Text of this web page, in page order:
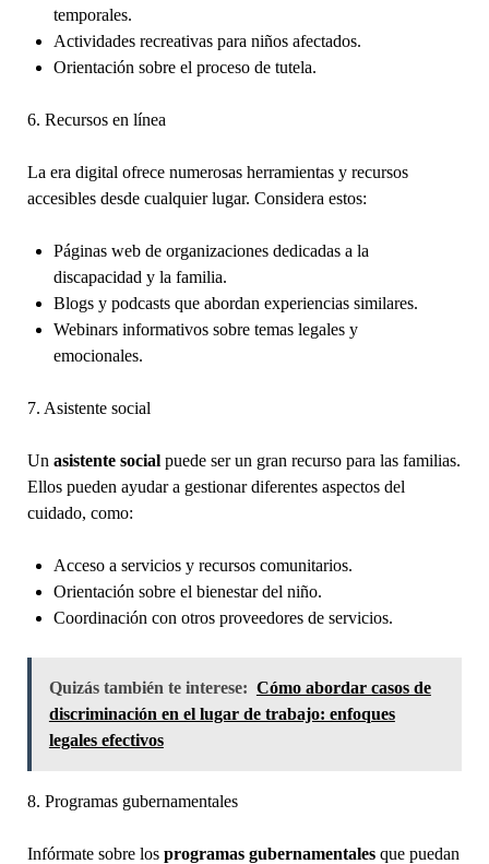
temporales.
Actividades recreativas para niños afectados.
Orientación sobre el proceso de tutela.
6. Recursos en línea
La era digital ofrece numerosas herramientas y recursos
accesibles desde cualquier lugar. Considera estos:
Páginas web de organizaciones dedicadas a la
discapacidad y la familia.
Blogs y podcasts que abordan experiencias similares.
Webinars informativos sobre temas legales y
emocionales.
7. Asistente social
Un asistente socialpuede ser un gran recurso para las familias.
Ellos pueden ayudar a gestionar diferentes aspectos del
cuidado, como:
Acceso a servicios y recursos comunitarios.
Orientación sobre el bienestar del niño.
Coordinación con otros proveedores de servicios.
Quizás también te interese: Cómo abordar casos de
discriminación en el lugar de trabajo: enfoques
legales efectivos
8. Programas gubernamentales
Infórmate sobre los programas gubernamentalesque puedan